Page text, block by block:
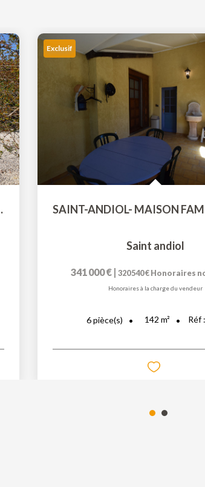
m² avec...
Exclusif
Saint andiol
341 000 € 320 540 €Honoraires
Honoraires à la charge du vendeur
6pièce(s) 142 m² Réf :